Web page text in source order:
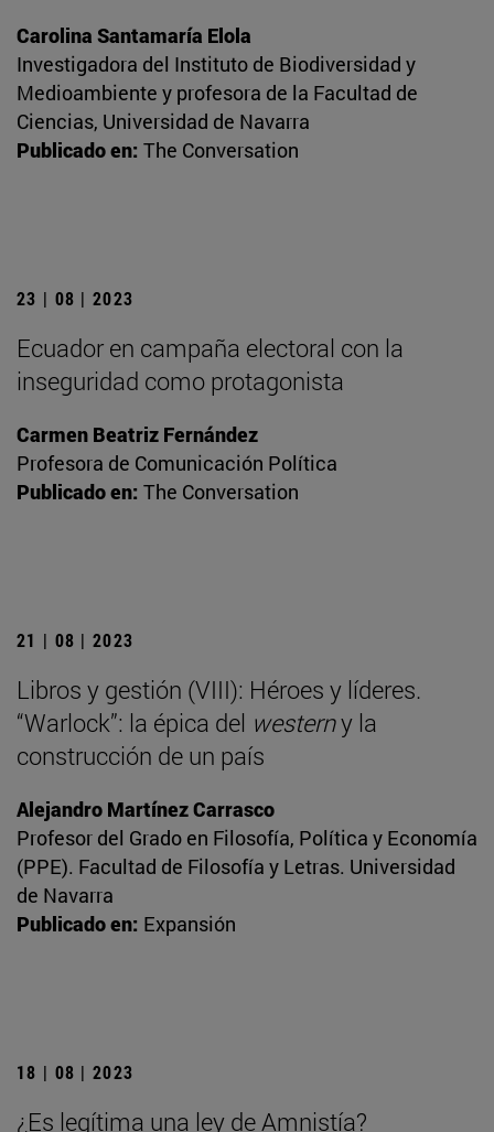
Carolina Santamaría Elola
Investigadora del Instituto de Biodiversidad y
Medioambiente y profesora de la Facultad de
Ciencias, Universidad de Navarra
Publicado en: The Conversation
23 | 08 | 2023
Ecuador en campaña electoral con la
inseguridad como protagonista
Carmen Beatriz Fernández
Profesora de Comunicación Política
Publicado en: The Conversation
21 | 08 | 2023
Libros y gestión (VIII): Héroes y líderes.
“Warlock”: la épica del westerny la
construcción de un país
Alejandro Martínez Carrasco
Profesor del Grado en Filosofía, Política y Economía
(PPE). Facultad de Filosofía y Letras. Universidad
de Navarra
Publicado en: Expansión
18 | 08 | 2023
¿Es legítima una ley de Amnistía?